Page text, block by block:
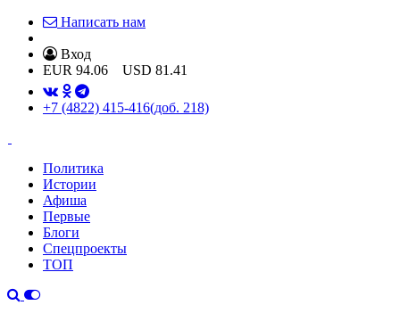
Написать нам
Вход
EUR 94.06 USD 81.41
+7 (4822) 415-416(доб. 218)
Политика
Истории
Афиша
Первые
Блоги
Спецпроекты
ТОП